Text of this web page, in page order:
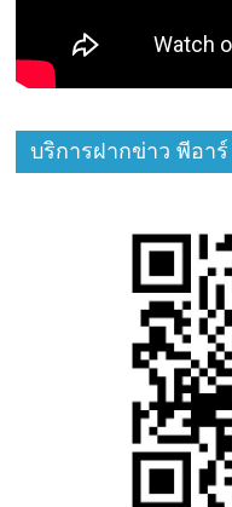
บริการฝากข่าว พีอาร์